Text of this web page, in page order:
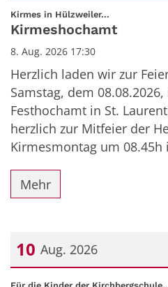
Datum: 8. August 2026
Kirmes in Hülzweiler...
Kirmeshochamt
8. Aug. 2026 17:30
Herzlich laden wir zur
Samstag, dem
Festhochamt in St.
herzlich zur Mitfeier der
Kirmesmontag um 08.45h
Mehr
10 Aug. 2026
Datum: 10. August 2026